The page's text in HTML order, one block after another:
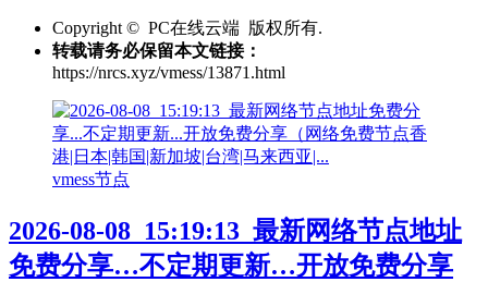
Copyright © PC在线云端 版权所有.
转载请务必保留本文链接：
https://nrcs.xyz/vmess/13871.html
vmess节点
2026-08-08_15:19:13_最新网络节点地址
免费分享…不定期更新…开放免费分享